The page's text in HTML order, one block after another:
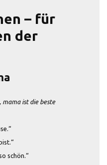
– für
der
mama ist die beste
schön.“